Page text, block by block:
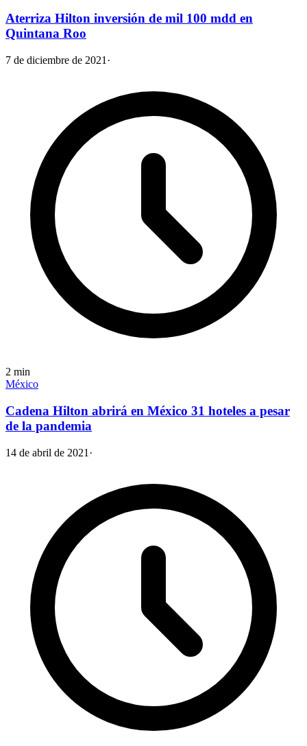
Aterriza Hilton inversión de mil 100 mdd en
Quintana Roo
7 de diciembre de 2021 ·
2 min
México
Cadena Hilton abrirá en México 31 hoteles a pesar
de la pandemia
14 de abril de 2021 ·